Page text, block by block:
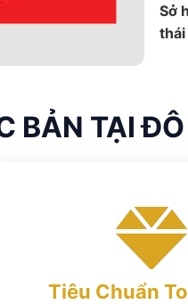
Sở
BẢN TẠI
Tiêu Chuẩn